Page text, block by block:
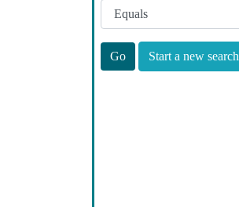
Start a new search